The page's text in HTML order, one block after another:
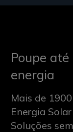
Poupe
energia
Mais de
Energia
Soluções